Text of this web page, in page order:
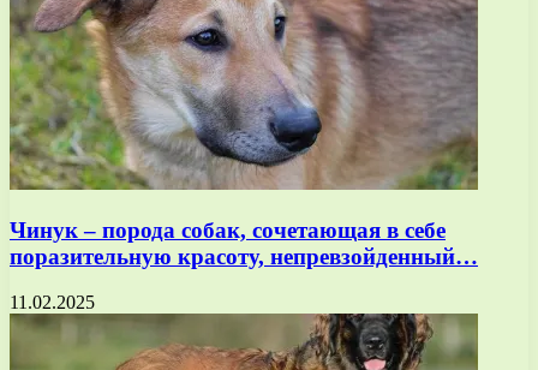
Чинук – порода собак, сочетающая в себе
поразительную красоту, непревзойденный…
11.02.2025